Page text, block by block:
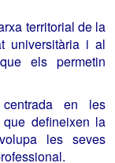
territorial de la
universitària i al
els permetin
en les
defineixen la
les seves